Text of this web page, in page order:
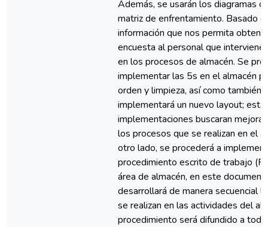
Además, se usarán los diagramas
matriz de enfrentamiento. Basado
información que nos permita
encuesta al personal que
en los procesos de almacén. Se
implementar las 5s en el almacén
orden y limpieza, así como también
implementará un nuevo layout;
implementaciones buscaran
los procesos que se realizan en el
otro lado, se procederá a
procedimiento escrito de trabajo
área de almacén, en este
desarrollará de manera secuencial
se realizan en las actividades del
procedimiento será difundido a